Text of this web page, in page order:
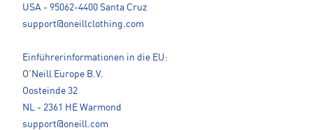
USA - 95062-4400 Santa Cruz
support@oneillclothing.com
Einführerinformationen in die EU:
O’Neill Europe B.V.
Oosteinde 32
NL - 2361 HE Warmond
support@oneill.com